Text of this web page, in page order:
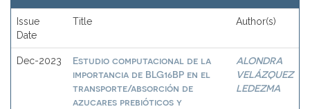
Issue
Date
Title Author(s)
Dec-2023
Estudio computacional de la
importancia de BLG16BP en el
transporte/absorción de
azucares prebióticos y
ALONDRA
VELÁZQUEZ
LEDEZMA